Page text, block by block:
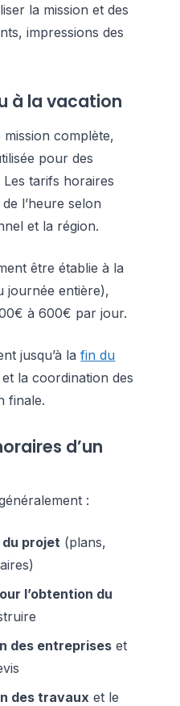
la mission et des
impressions des
à la vacation
complète,
pour des
Les tarifs horaires
l’heure selon
et la région.
être établie à la
journée entière),
à 600€ par jour.
jusqu’à lafin du
la coordination des
finale.
d’un
:
projet (plans,
l’obtention du
des entreprises et
des travaux et le